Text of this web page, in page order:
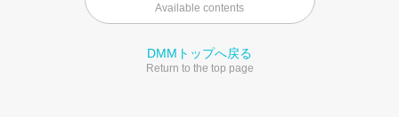
Available contents
DMMトップへ戻る
Return to the top page